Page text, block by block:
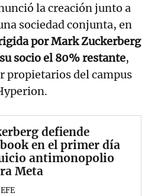
la creación junto a
sociedad conjunta, en
por Mark Zuckerberg
socio el 80% restante,
propietarios del campus
defiende
en el primer día
antimonopolio
Meta